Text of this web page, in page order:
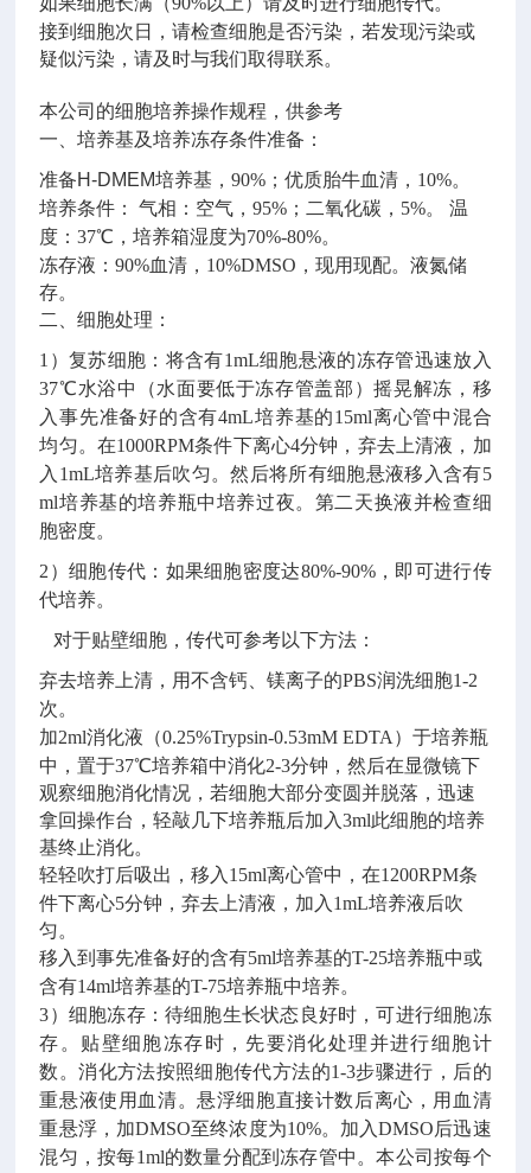
接到细胞次日，请检查细胞是否污染，若发现污染或
疑似污染，请及时与我们取得联系。
本公司的细胞培养操作规程，供参考
一、培养基及培养冻存条件准备：
准备H-DMEM培养基，90% ；优质胎牛血清， 10%。
培养条件：
气相：空气，95% ；二氧化碳， 5%。
温
度：37℃，培养箱湿度为70%-80%。
冻存液：90%血清， 10%DMSO ，现用现配。液氮储
存。
二、细胞处理：
1）复苏细胞： 将含有1mL细胞悬液的冻存管迅速放入
37℃水浴中（水面要低于冻存管盖部）摇晃解冻，移
入事先准备好的含有4mL培养基的15ml离心管中混合
均匀。在1000RPM条件下离心4分钟，弃去上清液，加
入 1mL培养基后吹匀。然后将所有细胞悬液移入含有5
ml培养基的培养瓶中培养过夜。第二天换液并检查细
胞密度。
2）细胞传代： 如果细胞密度达80%-90%，即可进行传
代培养。
对于贴壁细胞，传代可参考以下方法：
弃去培养上清，用不含钙、镁离子的PBS润洗细胞1-2
次。
加2ml消化液（0.25%Trypsin-0.53mM EDTA ）于培养瓶
中，置于37℃培养箱中消化2-3分钟，然后在显微镜下
观察细胞消化情况，若细胞大部分变圆并脱落，迅速
拿回操作台，轻敲几下培养瓶后加入3ml此细胞的培养
基终止消化。
轻轻吹打后吸出，移入 15ml离心管中，在1200RPM条
件下离心5分钟，弃去上清液，加入 1mL培养液后吹
匀。
移入到事先准备好的含有5ml培养基的T-25培养瓶中或
含有14ml培养基的T-75培养瓶中培养。
3）细胞冻存：待细胞生长状态良好时，可进行细胞冻
存。贴壁细胞冻存时，先要消化处理并进行细胞计
数。消化方法按照细胞传代方法的1-3步骤进行，后的
重悬液使用血清。悬浮细胞直接计数后离心，用血清
重悬浮，加DMSO至终浓度为10%。加入DMSO后迅速
混匀，按每1ml的数量分配到冻存管中。本公司按每个